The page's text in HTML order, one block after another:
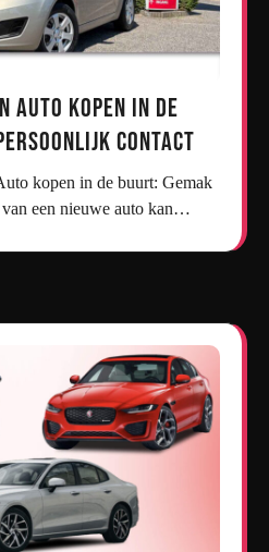
Auto Kopen in de
Contact
een nieuwe auto kan…